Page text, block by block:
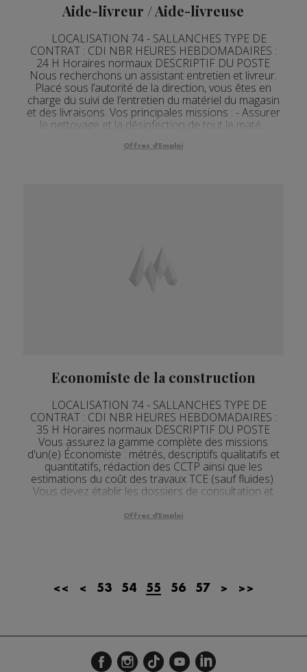
Aide-livreur / Aide-livreuse
LOCALISATION 74 - SALLANCHES TYPE DE
CONTRAT : CDI NBR HEURES HEBDOMADAIRES :
24 H Horaires normaux DESCRIPTIF DU POSTE
Nous recherchons un assistant entretien et livreur.
Placé sous l’autorité de la direction, vous êtes en
charge du suivi de l’entretien du matériel du magasin
et des livraisons. Vos principales missions : - Assurer
le nettoyage et la désinfection de tout le maté...
Offres d'Emploi
Economiste de la construction
LOCALISATION 74 - SALLANCHES TYPE DE
CONTRAT : CDI NBR HEURES HEBDOMADAIRES :
35 H Horaires normaux DESCRIPTIF DU POSTE
Vous assurez la gamme complète des missions
d'un(e) Économiste : métrés, descriptifs qualitatifs et
quantitatifs, rédaction des CCTP ainsi que les
estimations du coût des travaux TCE (sauf fluides).
Vous devez établir les dossiers de consultation et
Offres d'Emploi
<< < 53 54 55 56 57 > >>